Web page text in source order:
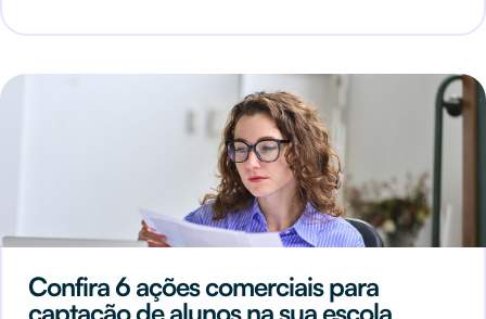
Confira 6 ações comerciais para
captação de alunos na sua escola